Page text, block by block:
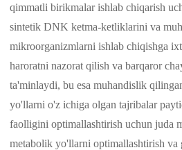
qimmatli birikmalar ishlab chiqarish
sintetik DNK ketma-ketliklarini va
mikroorganizmlarni ishlab chiqishga
haroratni nazorat qilish va barqaror
ta'minlaydi, bu esa muhandislik
yo'llarni o'z ichiga olgan tajribalar
faolligini optimallashtirish uchun juda
metabolik yo'llarni optimallashtirish va